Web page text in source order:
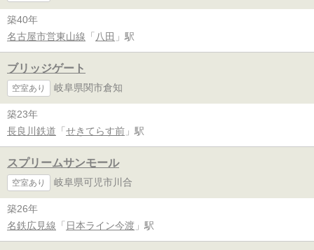
築40年
名古屋市営東山線 「 八田 」駅
ブリッジゲート
空室あり 岐阜県関市倉知
築23年
長良川鉄道 「 せきてらす前 」駅
スプリームサンモール
空室あり 岐阜県可児市川合
築26年
名鉄広見線 「 日本ライン今渡 」駅